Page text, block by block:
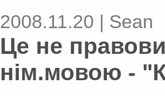
2008.11.20 | Sean
Це не
нім.мовою -